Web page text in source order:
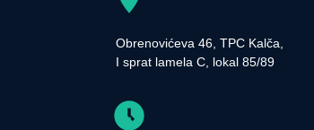
Obrenovićeva 46, TPC Kalča,
I sprat lamela C, lokal 85/89